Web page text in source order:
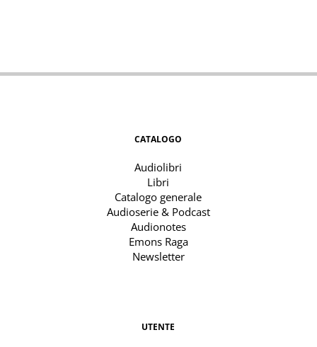
CATALOGO
Audiolibri
Libri
Catalogo generale
Audioserie & Podcast
Audionotes
Emons Raga
Newsletter
UTENTE